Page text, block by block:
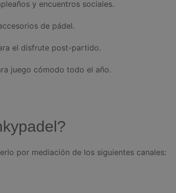
y encuentros sociales.
de pádel.
el disfrute post-partido.
juego cómodo todo el año.
por mediación de los siguientes canales: